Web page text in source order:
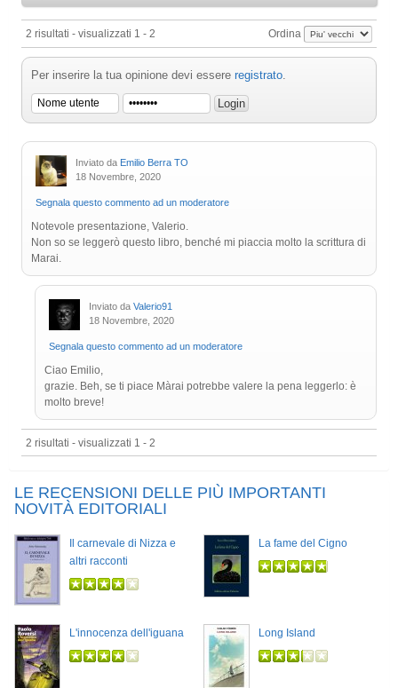
2 risultati - visualizzati 1 - 2 Ordina
Per inserire la tua opinione devi essere registrato
Inviato da Emilio Berra TO
18 Novembre, 2020
Segnala questo commento ad un moderatore
Notevole presentazione, Valerio.
Non so se leggerò questo libro, benché mi piaccia molto la scrittura di
Marai.
Inviato da Valerio91
18 Novembre, 2020
Segnala questo commento ad un moderatore
Ciao Emilio,
grazie. Beh, se ti piace Màrai potrebbe valere la pena leggerlo: è
molto breve!
2 risultati - visualizzati 1 - 2
LE RECENSIONI DELLE PIÙ IMPORTANTI
NOVITÀ EDITORIALI
Il carnevale di Nizza e
altri racconti
La fame del Cigno
L'innocenza dell'iguana Long Island